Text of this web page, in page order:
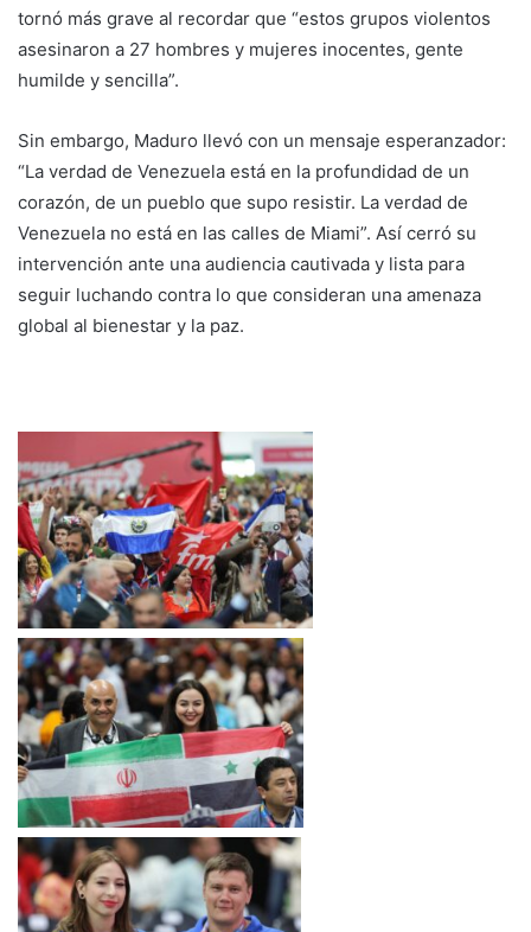
tornó más grave al recordar que “estos grupos violentos
asesinaron a 27 hombres y mujeres inocentes, gente
humilde y sencilla”.
Sin embargo, Maduro llevó con un mensaje esperanzador:
“La verdad de Venezuela está en la profundidad de un
corazón, de un pueblo que supo resistir. La verdad de
Venezuela no está en las calles de Miami”. Así cerró su
intervención ante una audiencia cautivada y lista para
seguir luchando contra lo que consideran una amenaza
global al bienestar y la paz.